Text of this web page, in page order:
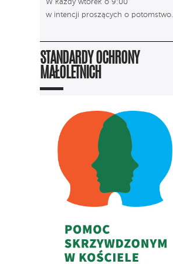
W każdy wtorek o 9:00
w intencji proszących o potomstwo.
STANDARDY OCHRONY
MAŁOLETNICH